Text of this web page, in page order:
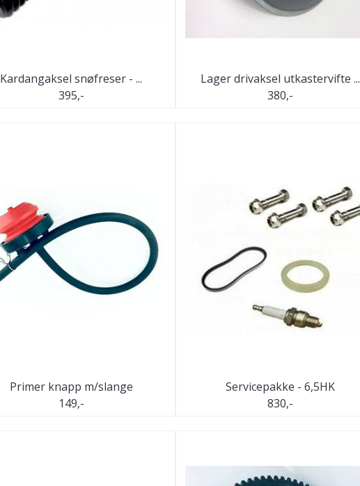
Kardangaksel snøfreser - ...
395,-
Lager drivaksel utkastervifte ...
380,-
Primer knapp m/slange
149,-
Servicepakke - 6,5HK
830,-